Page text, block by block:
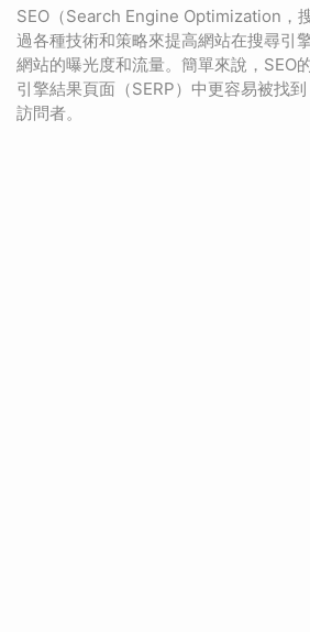
SEO（Search Engine Optimization，
過各種技術和策略來提高網站在搜尋引
網站的曝光度和流量。簡單來說，SEO
引擎結果頁面（SERP）中更容易被找
訪問者。